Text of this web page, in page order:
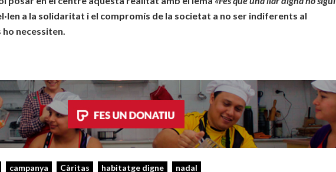
a la solidaritat i el compromís de la societat a no ser indiferents al
necessiten.
campanya Càritas habitatge digne nadal